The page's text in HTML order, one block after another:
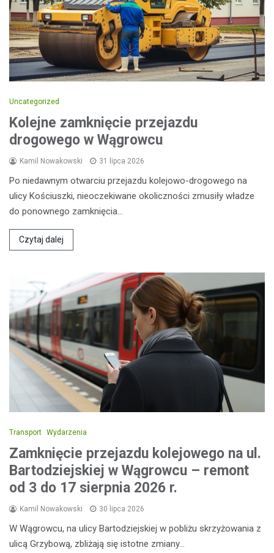
Uncategorized
Kolejne zamknięcie przejazdu
drogowego w Wągrowcu
Kamil Nowakowski 31 lipca 2026
Po niedawnym otwarciu przejazdu kolejowo-drogowego na
ulicy Kościuszki, nieoczekiwane okoliczności zmusiły władze
do ponownego zamknięcia…
Czytaj dalej
Transport Wydarzenia
Zamknięcie przejazdu kolejowego na ul.
Bartodziejskiej w Wągrowcu – remont
od 3 do 17 sierpnia 2026 r.
Kamil Nowakowski 30 lipca 2026
W Wągrowcu, na ulicy Bartodziejskiej w pobliżu skrzyżowania z
ulicą Grzybową, zbliżają się istotne zmiany…